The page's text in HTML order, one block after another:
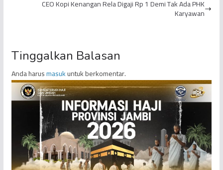
CEO Kopi Kenangan Rela Digaji Rp 1 Demi Tak Ada PHK
Karyawan
Tinggalkan Balasan
Anda harusmasukuntuk berkomentar.